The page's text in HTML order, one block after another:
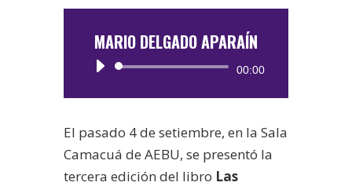
MARIO DELGADO APARAÍN
Reproductor
00:00
El pasado 4 de setiembre, en la Sala
Camacuá de AEBU, se presentó la
tercera edición del libro Las